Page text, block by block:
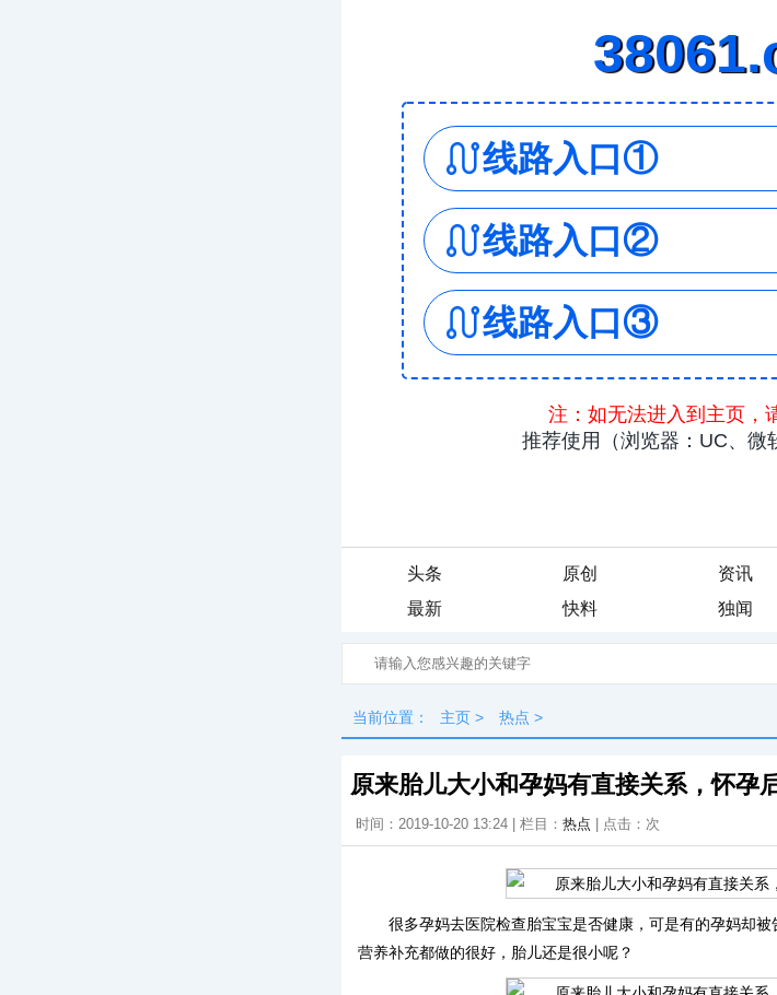
头条 原创 资讯
最新
快料 独闻
当前位置： 主页 > 热点 >
原来胎儿大小和孕妈有直接关系，怀孕
时间：2019-10-20 13:24 | 栏目： 热点 | 点击： 次
很多孕妈去医院检查胎宝宝是否健康，可是有的孕妈却
营养补充都做的很好，胎儿还是很小呢？